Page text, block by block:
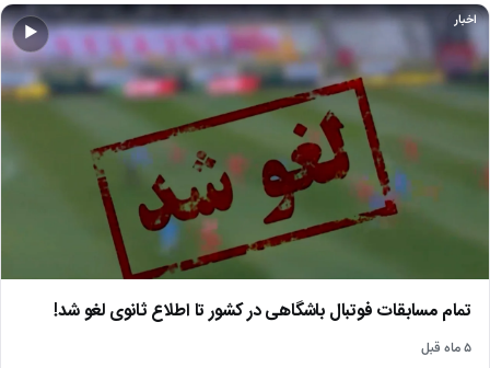
▶
اخبار
تمام مسابقات فوتبال باشگاهی در کشور تا اطلاع ثانوی لغو شد!
۵ ماه قبل